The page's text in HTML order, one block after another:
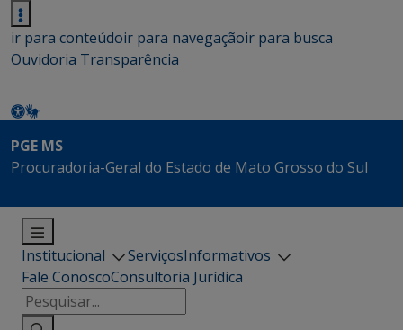
ir para conteúdoir para navegaçãoir para busca
Ouvidoria Transparência
PGE MS
Procuradoria-Geral do Estado de Mato Grosso do Sul
Institucional ServiçosInformativos
Fale ConoscoConsultoria Jurídica
Pesquisar
por: